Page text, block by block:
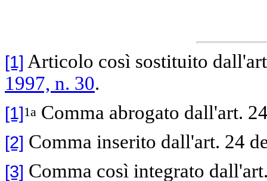
[1] Articolo così sostituito
1997, n. 30.
[1]1a Comma abrogato dall'art.
[2] Comma inserito dall'art. 24
[3] Comma così integrato